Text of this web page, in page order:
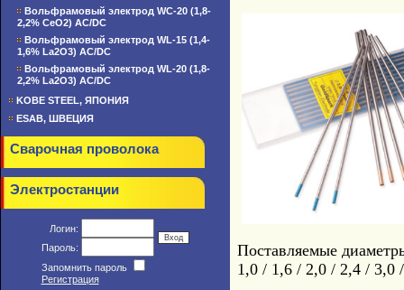
Вольфрамовый электрод WC-20 (1,8-
2,2% CeO2) AC/DC
Вольфрамовый электрод WL-15 (1,4-
1,6% La2O3) AC/DC
Вольфрамовый электрод WL-20 (1,8-
2,2% La2O3) AC/DC
KOBE STEEL, ЯПОНИЯ
ESAB, ШВЕЦИЯ
Сварочная проволока
Электростанции
Логин:
Пароль:
Запомнить пароль
Регистрация
Поставляемые
1,0 / 1,6 / 2,0 / 2,4 / 3,0